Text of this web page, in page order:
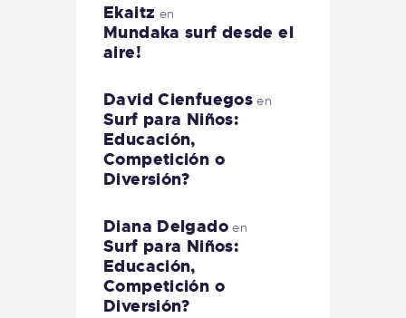
Ekaitz en
Mundaka surf desde el
aire!
David Cienfuegos en
Surf para Niños:
Educación,
Competición o
Diversión?
Diana Delgadoen
Surf para Niños:
Educación,
Competición o
Diversión?